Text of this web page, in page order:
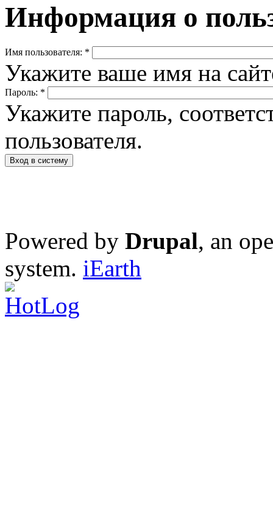
Информация о
Имя пользователя: *
Укажите ваше имя на
Пароль: *
Укажите пароль,
пользователя.
Powered by Drupal, an
system. iEarth